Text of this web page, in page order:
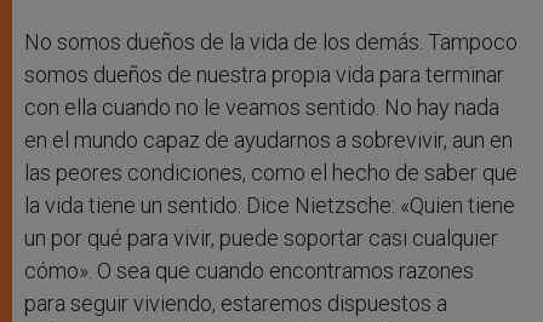
No somos dueños de la vida de los demás. Tampoco
somos dueños de nuestra propia vida para terminar
con ella cuando no le veamos sentido. No hay nada
en el mundo capaz de ayudarnos a sobrevivir, aun en
las peores condiciones, como el hecho de saber que
la vida tiene un sentido. Dice Nietzsche: «Quien tiene
un por qué para vivir, puede soportar casi cualquier
cómo». O sea que cuando encontramos razones
para seguir viviendo, estaremos dispuestos a